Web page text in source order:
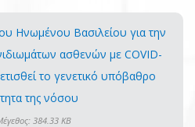
Ηνωμένου Βασιλείου για την
ασθενών με COVID-
το γενετικό υπόβαθρο
της νόσου
384.33 KB